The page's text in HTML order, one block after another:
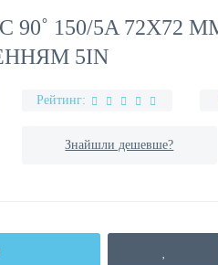
150/5A 72X72
5IN
Рейтинг:
Знайшли дешевше?